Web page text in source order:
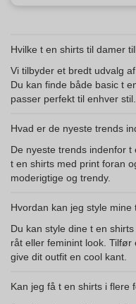
Hvilke t en shirts til damer
Vi tilbyder et bredt udvalg
Du kan finde både basic t
passer perfekt til enhver stil.
Hvad er de nyeste trends
De nyeste trends indenfor
t en shirts med print foran
moderigtige og trendy.
Hvordan kan jeg style
Du kan style dine t en
råt eller feminint look.
give dit outfit en cool kant.
Kan jeg få t en shirts i flere